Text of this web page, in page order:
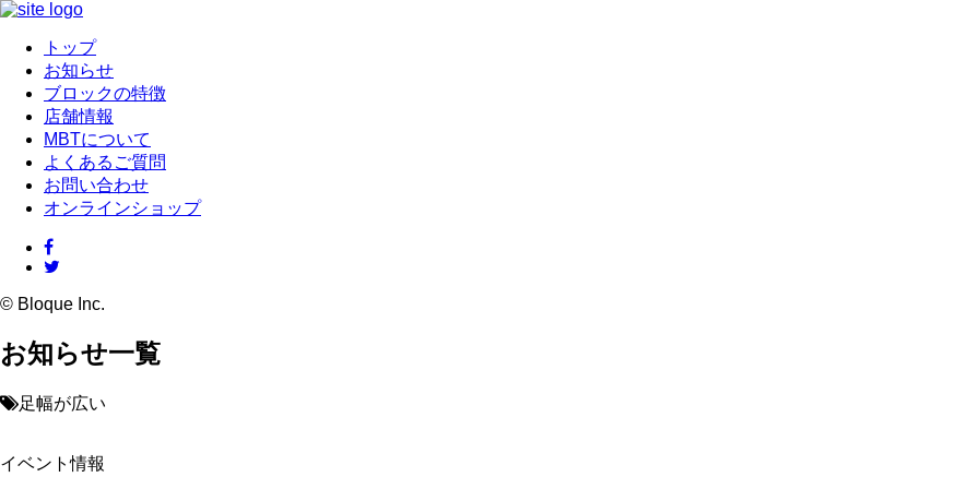
トップ
お知らせ
ブロックの特徴
店舗情報
MBTについて
よくあるご質問
お問い合わせ
オンラインショップ
© Bloque Inc.
お知らせ一覧
足幅が広い
イベント情報